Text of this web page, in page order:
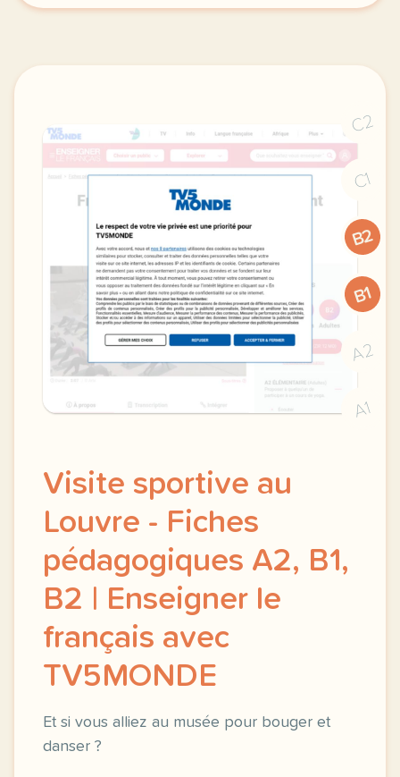
C2
C1
B2
B1
A2
A1
Visite sportive au
Louvre - Fiches
pédagogiques A2, B1,
B2 | Enseigner le
français avec
TV5MONDE
Et si vous alliez au musée pour bouger et
danser ?